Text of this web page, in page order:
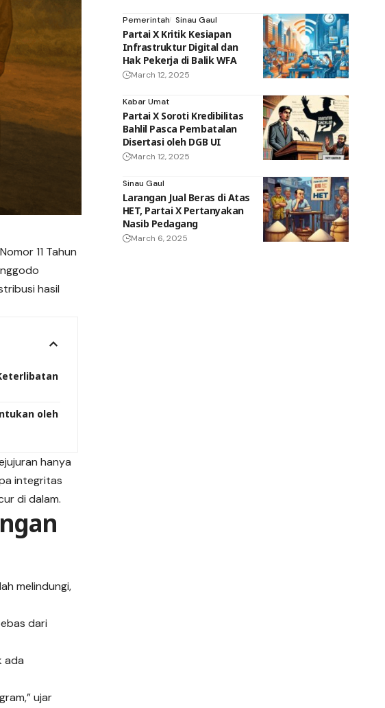
11 Tahun
hasil
oleh
hanya
integritas
di dalam.
melindungi,
dari
ada
ujar
Pemerintah Sinau Gaul
Partai X Kritik Kesiapan
Infrastruktur Digital dan
Hak Pekerja di Balik WFA
March 12, 2025
Kabar Umat
Partai X Soroti Kredibilitas
Bahlil Pasca Pembatalan
Disertasi oleh DGB UI
March 12, 2025
Sinau Gaul
Larangan Jual Beras di Atas
HET, Partai X Pertanyakan
Nasib Pedagang
March 6, 2025